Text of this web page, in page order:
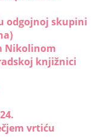
u odgojnoj skupini
Nikolinom
knjižnici
vrtiću